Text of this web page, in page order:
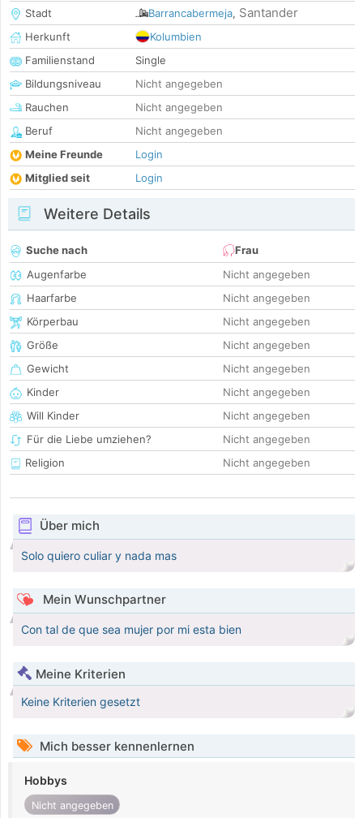
Stadt
Barrancabermeja, Santander
Herkunft
Kolumbien
Familienstand
Single
Bildungsniveau
Nicht angegeben
Rauchen
Nicht angegeben
Beruf
Nicht angegeben
Meine Freunde
Login
Mitglied seit
Login
Weitere Details
Suche nach
Frau
Augenfarbe
Nicht angegeben
Haarfarbe
Nicht angegeben
Körperbau
Nicht angegeben
Größe
Nicht angegeben
Gewicht
Nicht angegeben
Kinder
Nicht angegeben
Will Kinder
Nicht angegeben
Für die Liebe umziehen?
Nicht angegeben
Religion
Nicht angegeben
Über mich
Solo quiero culiar y nada mas
Mein Wunschpartner
Con tal de que sea mujer por mi esta bien
Meine Kriterien
Keine Kriterien gesetzt
Mich besser kennenlernen
Hobbys
Nicht angegeben